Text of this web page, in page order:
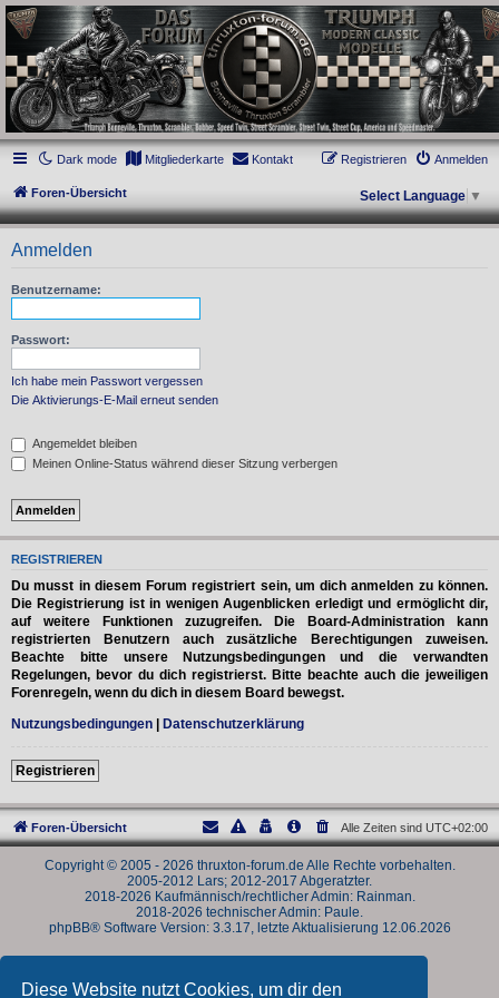
Diese Website nutzt Cookies, um dir den
thruxton-forum.de
DAS FORUM! Alles rund um die Triumph Modern Classic Modelle. Das Forum für
die New Bonneville Baureihen ab BJ 2001. Triumph Bonneville, Thruxton,
Scrambler, Bobber, Speed Twin, Street Scrambler, Street Twin, Street Cup, America
und Speedmaster.
Dark mode
Mitgliederkarte Kontakt Anmelden
Registrieren
Foren-Übersicht Select Language ▼
Anmelden
Benutzername:
Passwort:
Ich habe mein Passwort vergessen
Die Aktivierungs-E-Mail erneut senden
Angemeldet bleiben
Meinen Online-Status während dieser Sitzung verbergen
REGISTRIEREN
Du musst in diesem Forum registriert sein, um dich anmelden zu können.
Die Registrierung ist in wenigen Augenblicken erledigt und ermöglicht dir,
auf weitere Funktionen zuzugreifen. Die Board-Administration kann
registrierten Benutzern auch zusätzliche Berechtigungen zuweisen.
Beachte bitte unsere Nutzungsbedingungen und die verwandten
Regelungen, bevor du dich registrierst. Bitte beachte auch die jeweiligen
Forenregeln, wenn du dich in diesem Board bewegst.
Nutzungsbedingungen | Datenschutzerklärung
Registrieren
Foren-Übersicht Alle Zeiten sind UTC+02:00
Copyright © 2005 - 2026 thruxton-forum.de Alle Rechte vorbehalten.
2005-2012 Lars; 2012-2017 Abgeratzter.
2018-2026 Kaufmännisch/rechtlicher Admin: Rainman.
2018-2026 technischer Admin: Paule.
phpBB® Software Version: 3.3.17, letzte Aktualisierung 12.06.2026
Deutsche Übersetzung durchphpBB.de